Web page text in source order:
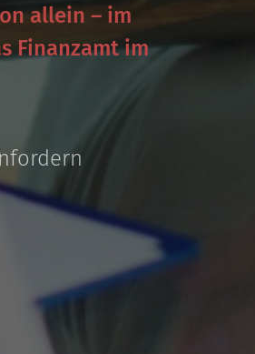
allein – im
Finanzamt im